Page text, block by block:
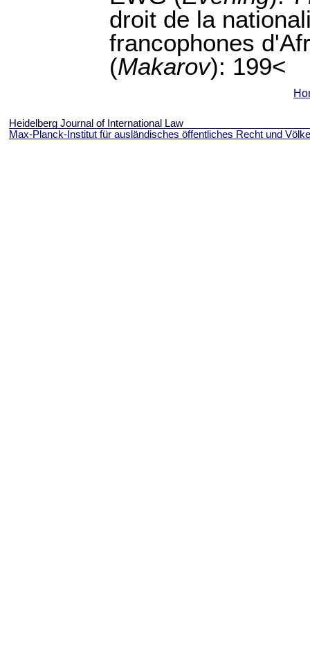
droit de la
francophones
(Makarov): 199<
Heidelberg Journal of International Law
Max-Planck-Institut für ausländisches öffentliches Recht und